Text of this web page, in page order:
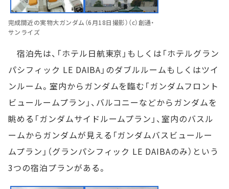
完成間近の実物大ガンダム（6月18日撮影）（c）創通・
サンライズ
宿泊先は、「ホテル日航東京」もしくは「ホテルグラン
パシフィック LE DAIBA」のダブルルームもしくはツイ
ンルーム。室内からガンダムを臨む「ガンダムフロント
ビュールームプラン」、バルコニーなどからガンダムを
眺める「ガンダムサイドルームプラン」、室内のバスル
ームからガンダムが見える「ガンダムバスビュールー
ムプラン」（グランパシフィック LE DAIBAのみ）という
3つの宿泊プランがある。